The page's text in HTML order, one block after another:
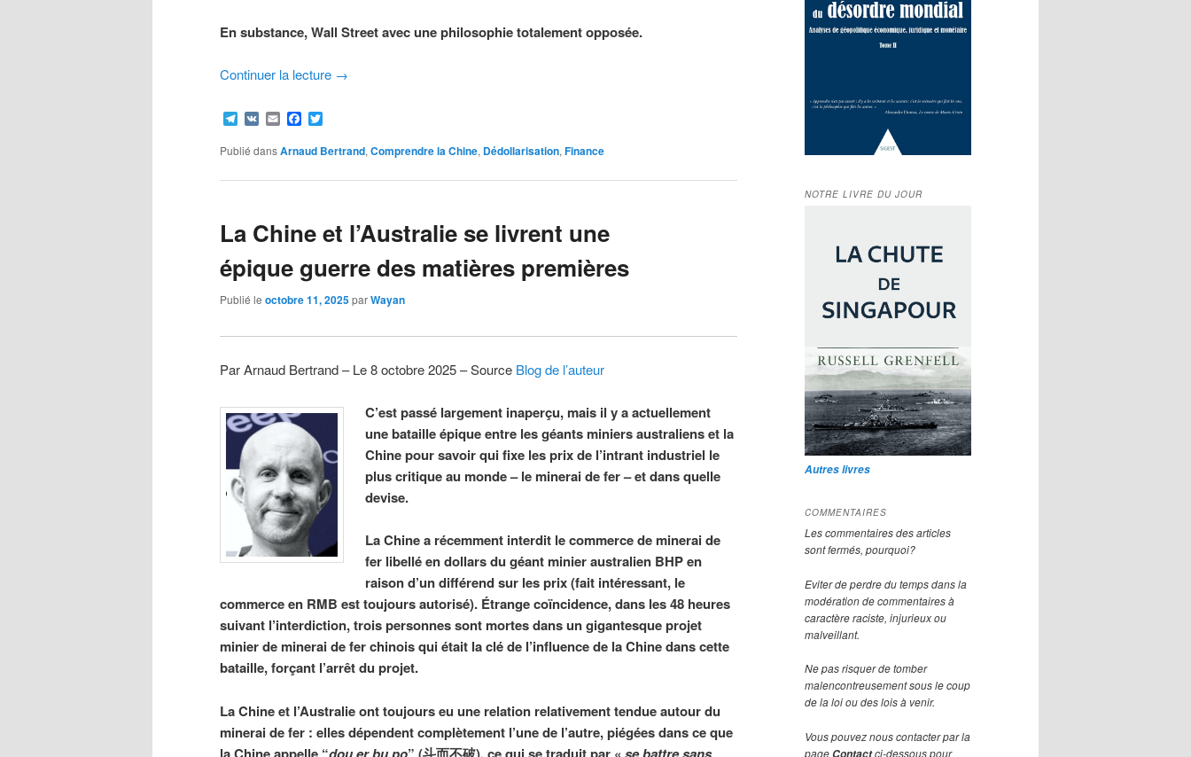
En substance, Wall Street avec une philosophie totalement opposée.
Continuer la lecture →
Telegram
VK EmailFacebook
Publié dansArnaud Bertrand, Comprendre la Chine, Dédollarisation, Finance
La Chine et l’Australie se livrent une
épique guerre des matières premières
Publié le octobre 11, 2025parWayan
Par Arnaud Bertrand – Le 8 octobre 2025 – Source Blog de l’auteur
C’est passé largement inaperçu, mais il y a actuellement
une bataille épique entre les géants miniers australiens et la
Chine pour savoir qui fixe les prix de l’intrant industriel le
plus critique au monde – le minerai de fer – et dans quelle
devise.
La Chine a récemment interdit le commerce de minerai de
fer libellé en dollars du géant minier australien BHP en
raison d’un différend sur les prix (fait intéressant, le
commerce en RMB est toujours autorisé). Étrange coïncidence, dans les 48 heures
suivant l’interdiction, trois personnes sont mortes dans un gigantesque projet
minier de minerai de fer chinois qui était la clé de l’influence de la Chine dans cette
bataille, forçant l’arrêt du projet.
La Chine et l’Australie ont toujours eu une relation relativement tendue autour du
minerai de fer : elles dépendent complètement l’une de l’autre, piégées dans ce que
NOTRE LIVRE DU JOUR
Autres livres
COMMENTAIRES
Les commentaires des articles
sont fermés, pourquoi?
Eviter de perdre du temps dans la
modération de commentaires à
caractère raciste, injurieux ou
malveillant.
Ne pas risquer de tomber
malencontreusement sous le coup
de la loi ou des lois à venir.
Vous pouvez nous contacter par la
page Contactci-dessous pour